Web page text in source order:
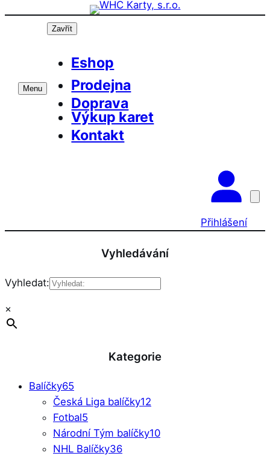
Přeskočit
Menu
Zavřít
Eshop
Prodejna
Doprava
Výkup karet
Kontakt
Přihlášení
Vyhledávání
Vyhledat:
×
Kategorie
Balíčky65
Česká Liga balíčky12
Fotbal5
Národní Tým balíčky10
NHL Balíčky36